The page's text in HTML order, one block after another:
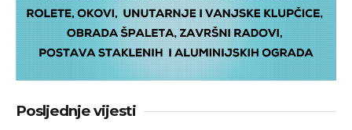
Posljednje vijesti